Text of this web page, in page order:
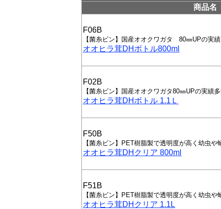
商品名
F06B
【菌糸ビン】国産オオクワガタ 80㎜UPの実
オオヒラ茸DHボトル800ml
F02B
【菌糸ビン】国産オオクワガタ80㎜UPの実績
オオヒラ茸DHボトル 1.1Ｌ
F50B
【菌糸ビン】PET樹脂製で透明度が高く幼虫
オオヒラ茸DHクリア 800ml
F51B
【菌糸ビン】PET樹脂製で透明度が高く幼虫
オオヒラ茸DHクリア 1.1L